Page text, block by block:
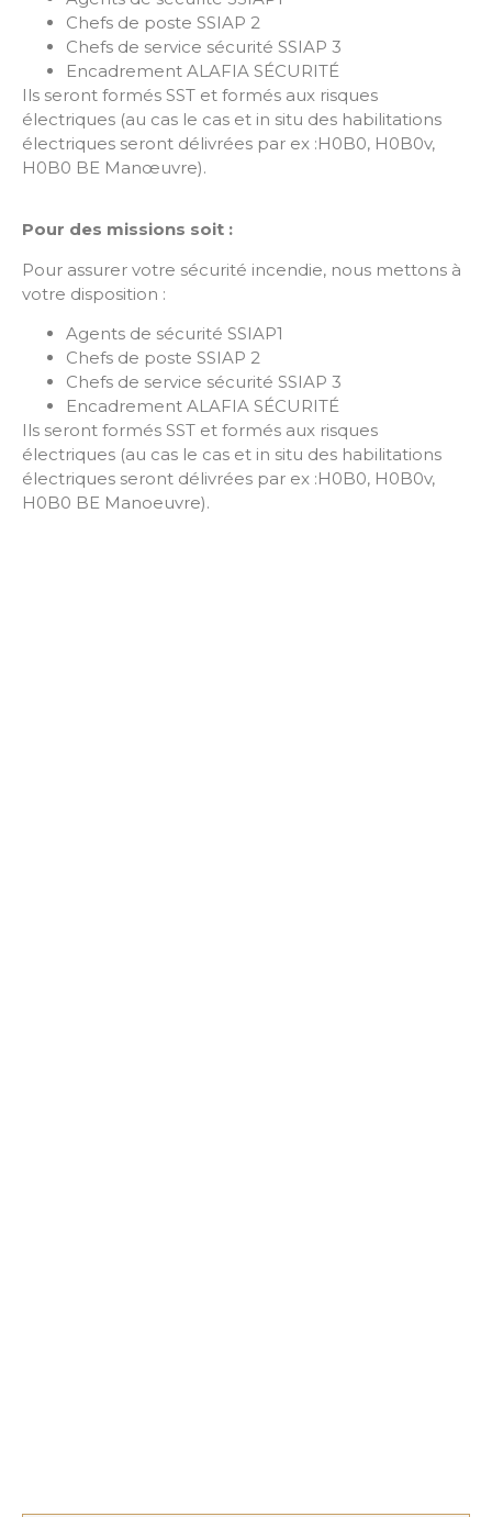
Chefs de poste SSIAP 2
Chefs de service sécurité SSIAP 3
Encadrement ALAFIA SÉCURITÉ
Ils seront formés SST et formés aux risques
électriques (au cas le cas et in situ des habilitations
électriques seront délivrées par ex :H0B0, H0B0v,
H0B0 BE Manœuvre).
Pour des missions soit :
Pour assurer votre sécurité incendie, nous mettons à
votre disposition :
Agents de sécurité SSIAP1
Chefs de poste SSIAP 2
Chefs de service sécurité SSIAP 3
Encadrement ALAFIA SÉCURITÉ
Ils seront formés SST et formés aux risques
électriques (au cas le cas et in situ des habilitations
électriques seront délivrées par ex :H0B0, H0B0v,
H0B0 BE Manoeuvre).